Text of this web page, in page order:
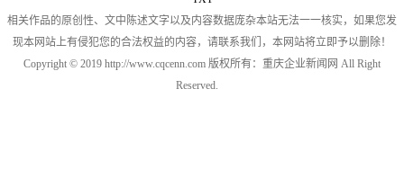
相关作品的原创性、文中陈述文字以及内容数据庞杂本站无法一一核实，如果您发
现本网站上有侵犯您的合法权益的内容，请联系我们，本网站将立即予以删除！
Copyright © 2019 http://www.cqcenn.com 版权所有：重庆企业新闻网 All Right
Reserved.